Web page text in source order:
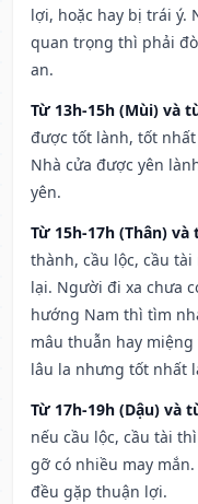
lợi, hoặc hay bị trái ý.
quan trọng thì phải
an.
Từ 13h-15h (Mùi) và
được tốt lành, tốt
Nhà cửa được yên
yên.
Từ 15h-17h (Thân) và
thành, cầu lộc, cầu
lại. Người đi xa chưa
hướng Nam thì tìm
mâu thuẫn hay
lâu la nhưng tốt nhất
Từ 17h-19h (Dậu) và
nếu cầu lộc, cầu tài
gỡ có nhiều may
đều gặp thuận lợi.